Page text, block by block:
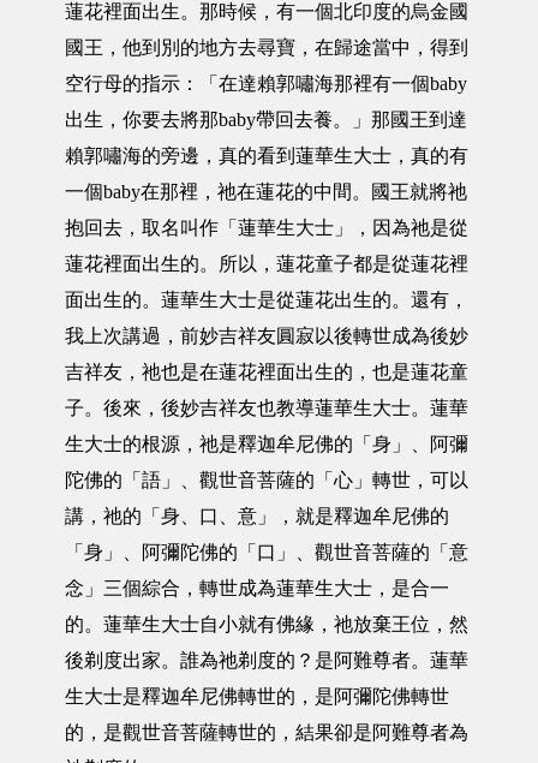
蓮花裡面出生。那時候，有一個北印度的烏金國
國王，他到別的地方去尋寶，在歸途當中，得到
空行母的指示：「在達賴郭嘯海那裡有一個baby
出生，你要去將那baby帶回去養。」那國王到達
賴郭嘯海的旁邊，真的看到蓮華生大士，真的有
一個baby在那裡，祂在蓮花的中間。國王就將祂
抱回去，取名叫作「蓮華生大士」，因為祂是從
蓮花裡面出生的。所以，蓮花童子都是從蓮花裡
面出生的。蓮華生大士是從蓮花出生的。還有，
我上次講過，前妙吉祥友圓寂以後轉世成為後妙
吉祥友，祂也是在蓮花裡面出生的，也是蓮花童
子。後來，後妙吉祥友也教導蓮華生大士。蓮華
生大士的根源，祂是釋迦牟尼佛的「身」、阿彌
陀佛的「語」、觀世音菩薩的「心」轉世，可以
講，祂的「身、口、意」，就是釋迦牟尼佛的
「身」、阿彌陀佛的「口」、觀世音菩薩的「意
念」三個綜合，轉世成為蓮華生大士，是合一
的。蓮華生大士自小就有佛緣，祂放棄王位，然
後剃度出家。誰為祂剃度的？是阿難尊者。蓮華
生大士是釋迦牟尼佛轉世的，是阿彌陀佛轉世
的，是觀世音菩薩轉世的，結果卻是阿難尊者為